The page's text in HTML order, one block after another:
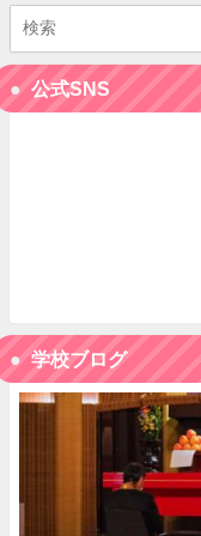
公式SNS
学校ブログ